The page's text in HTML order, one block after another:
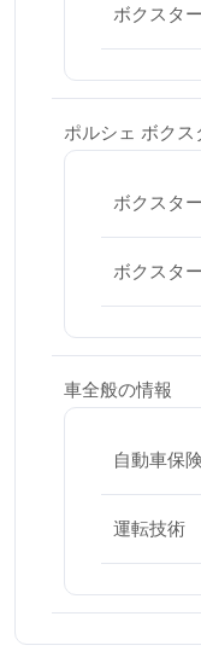
ボクスタ
ポルシェ ボク
ボクスタ
ボクスタ
車全般の情報
自動車保険
運転技術